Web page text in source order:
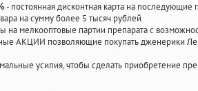
- постоянная дисконтная карта на последующие
на сумму более 5 тысяч рублей
мелкооптовые партии препарата с
АКЦИИ позволяющие покупать дженерики
усилия, чтобы сделать приобретение